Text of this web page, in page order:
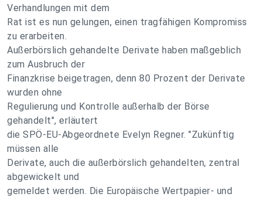
Verhandlungen mit dem
Rat ist es nun gelungen, einen tragfähigen Kompromiss
zu erarbeiten.
Außerbörslich gehandelte Derivate haben maßgeblich
zum Ausbruch der
Finanzkrise beigetragen, denn 80 Prozent der Derivate
wurden ohne
Regulierung und Kontrolle außerhalb der Börse
gehandelt", erläutert
die SPÖ-EU-Abgeordnete Evelyn Regner. "Zukünftig
müssen alle
Derivate, auch die außerbörslich gehandelten, zentral
abgewickelt und
gemeldet werden. Die Europäische Wertpapier- und